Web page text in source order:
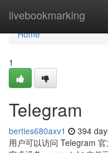
livebookmarking
Home
Home
1
Telegram
berties680axv1 394
用户可以访问 Telegram